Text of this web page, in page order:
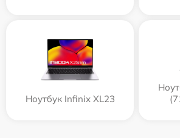
Ноутбук Infinix XL23